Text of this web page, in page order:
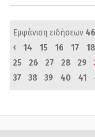
Εμφάνιση ειδήσεων
‹
14 15 16 17 18
25
26 27 28 29
37
38 39 40 41